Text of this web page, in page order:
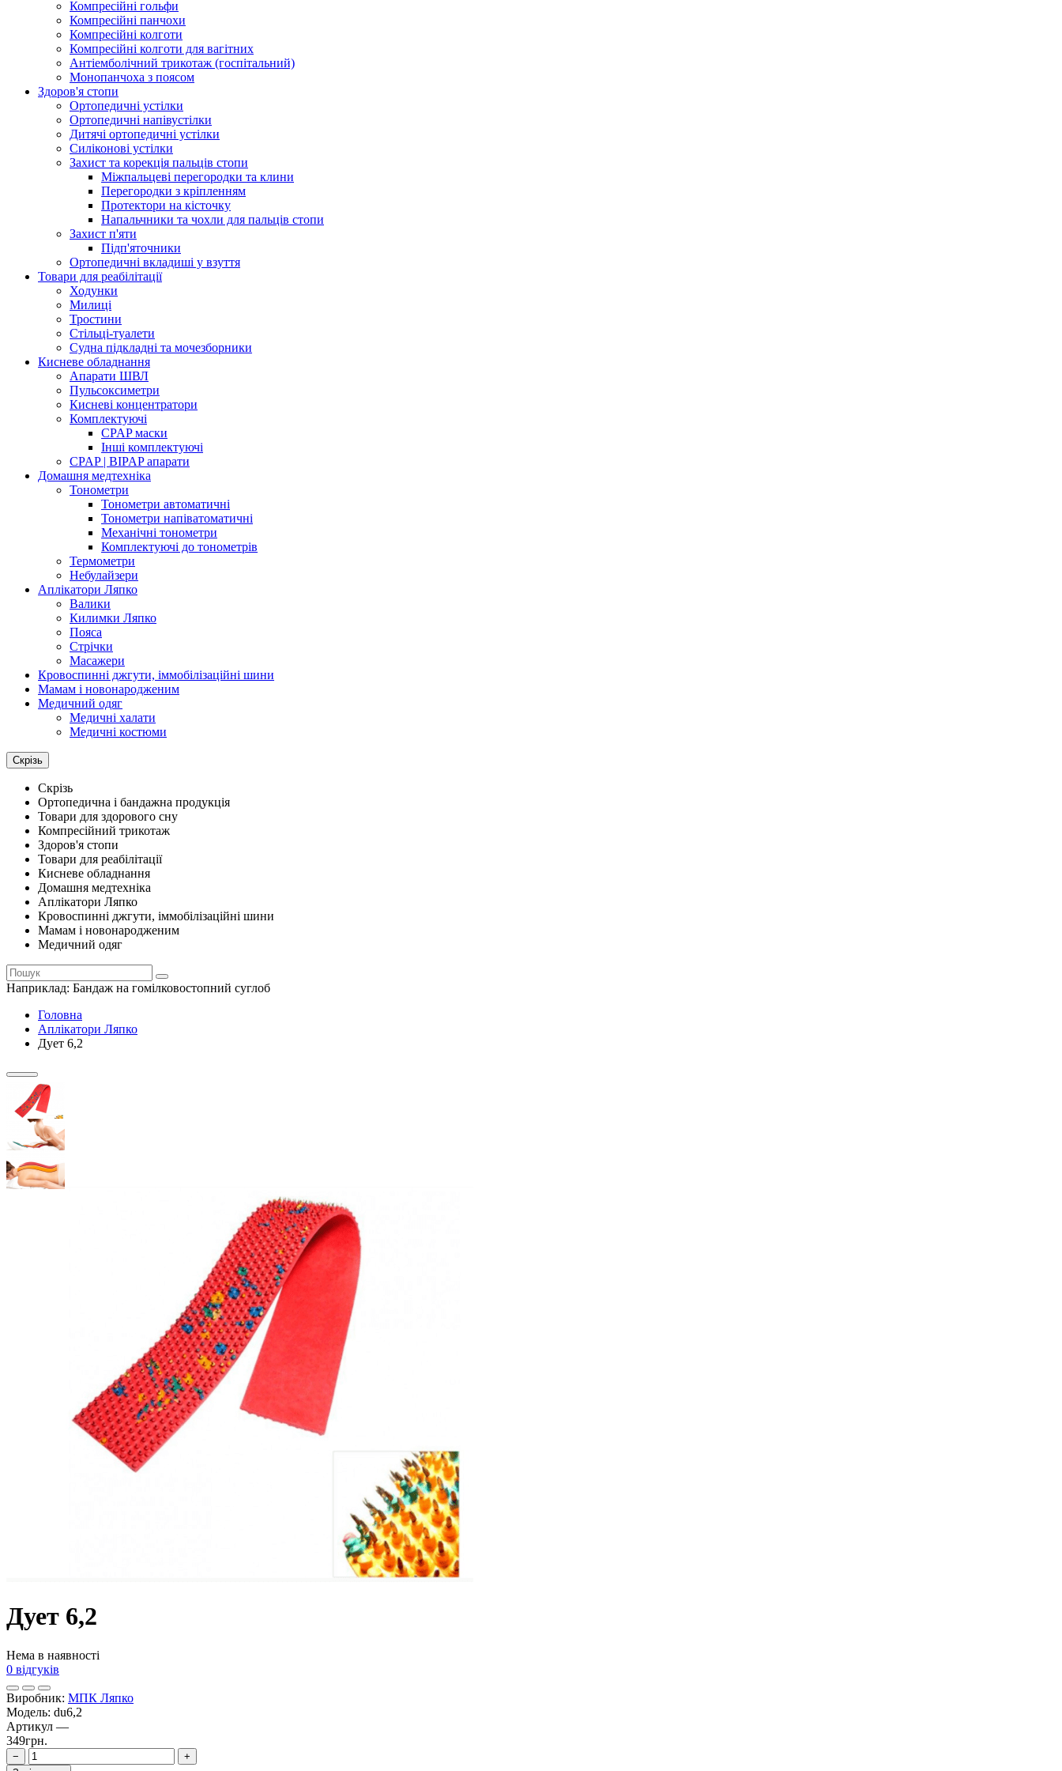
Компресійні гольфи
Компресійні панчохи
Компресійні колготи
Компресійні колготи для вагітних
Антіемболічний трикотаж (госпітальний)
Монопанчоха з поясом
Здоров'я стопи
Ортопедичні устілки
Ортопедичні напівустілки
Дитячі ортопедичні устілки
Силіконові устілки
Захист та корекція пальців стопи
Міжпальцеві перегородки та клини
Перегородки з кріпленням
Протектори на кісточку
Напальчники та чохли для пальців стопи
Захист п'яти
Підп'яточники
Ортопедичні вкладиші у взуття
Товари для реабілітації
Ходунки
Милиці
Тростини
Стільці-туалети
Судна підкладні та мочезборники
Кисневе обладнання
Апарати ШВЛ
Пульсоксиметри
Кисневі концентратори
Комплектуючі
CPAP маски
Інші комплектуючі
CPAP | BIPAP апарати
Домашня медтехніка
Тонометри
Тонометри автоматичні
Тонометри напіватоматичні
Механічні тонометри
Комплектуючі до тонометрів
Термометри
Небулайзери
Аплікатори Ляпко
Валики
Килимки Ляпко
Пояса
Стрічки
Масажери
Кровоспинні джгути, іммобілізаційні шини
Мамам і новонародженим
Медичний одяг
Медичні халати
Медичні костюми
Скрізь
Скрізь
Ортопедична і бандажна продукція
Товари для здорового сну
Компресійний трикотаж
Здоров'я стопи
Товари для реабілітації
Кисневе обладнання
Домашня медтехніка
Аплікатори Ляпко
Кровоспинні джгути, іммобілізаційні шини
Мамам і новонародженим
Медичний одяг
Наприклад: Бандаж на гомілковостопний суглоб
Головна
Аплікатори Ляпко
Дует 6,2
Дует 6,2
Нема в наявності
0 відгуків
Виробник: МПК Ляпко
Модель: du6,2
Артикул —
349грн.
−
+